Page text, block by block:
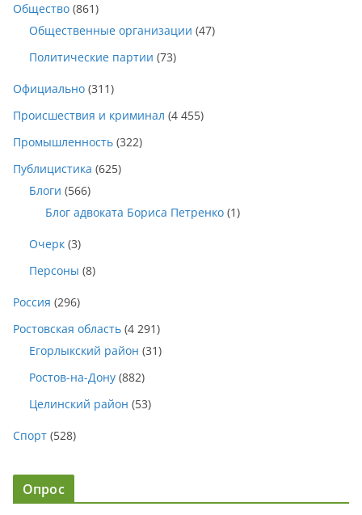
Общество (861)
Общественные организации (47)
Политические партии (73)
Официально (311)
Происшествия и криминал (4 455)
Промышленность (322)
Публицистика (625)
Блоги (566)
Блог адвоката Бориса Петренко (1)
Очерк (3)
Персоны (8)
Россия (296)
Ростовская область (4 291)
Егорлыкский район (31)
Ростов-на-Дону (882)
Целинский район (53)
Спорт (528)
Опрос